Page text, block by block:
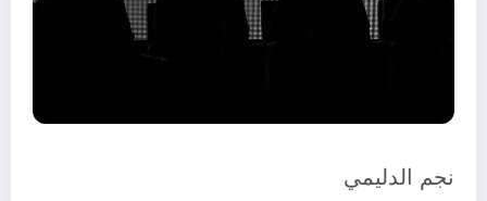
نجم الدليمي